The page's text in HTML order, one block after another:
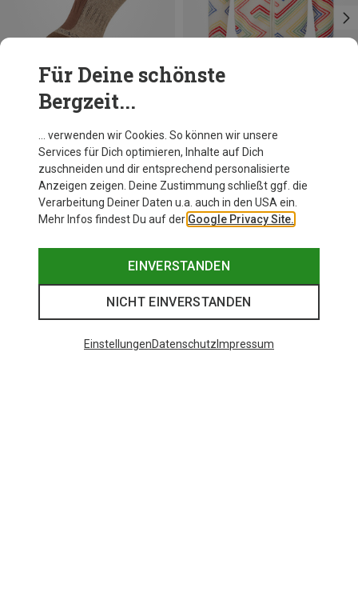
Du sparst 10%
Für Deine schönste
Bergzeit...
… verwenden wir Cookies. So können wir unsere
Services für Dich optimieren, Inhalte auf Dich
zuschneiden und dir entsprechend personalisierte
Anzeigen zeigen. Deine Zustimmung schließt ggf. die
Verarbeitung Deiner Daten u.a. auch in den USA ein.
Mehr Infos findest Du auf der Google Privacy Site.
EINVERSTANDEN
NICHT EINVERSTANDEN
EinstellungenDatenschutz Impressum